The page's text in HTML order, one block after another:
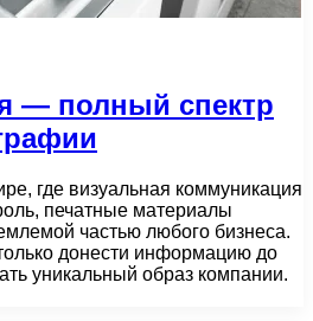
— полный спектр
где визуальная коммуникация
печатные материалы
частью любого бизнеса.
донести информацию до
уникальный образ компании.